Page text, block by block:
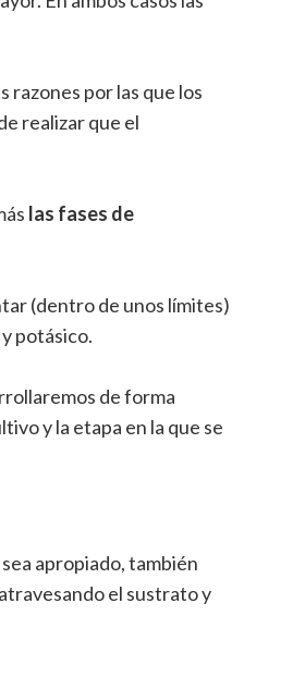
razones por las que los
realizar que el
las fases de
(dentro de unos límites)
potásico.
de forma
y la etapa en la que se
apropiado, también
el sustrato y